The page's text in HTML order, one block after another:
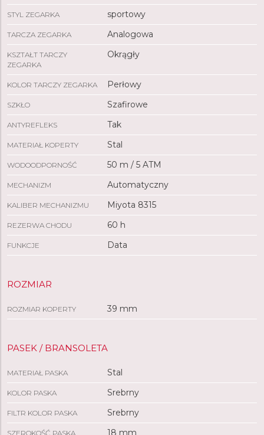
STYL ZEGARKA sportowy
TARCZA ZEGARKA Analogowa
KSZTAŁT TARCZY
ZEGARKA
Okrągły
KOLOR TARCZY ZEGARKA Perłowy
SZKŁO Szafirowe
ANTYREFLEKS Tak
MATERIAŁ KOPERTY Stal
WODOODPORNOŚĆ 50 m / 5 ATM
MECHANIZM Automatyczny
KALIBER MECHANIZMU Miyota 8315
REZERWA CHODU 60 h
FUNKCJE Data
ROZMIAR
ROZMIAR KOPERTY 39 mm
PASEK / BRANSOLETA
MATERIAŁ PASKA Stal
KOLOR PASKA Srebrny
FILTR KOLOR PASKA Srebrny
SZEROKOŚĆ PASKA 18 mm